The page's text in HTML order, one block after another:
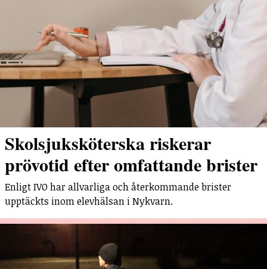
Skolsjuksköterska riskerar
prövotid efter omfattande brister
Enligt IVO har allvarliga och återkommande brister
upptäckts inom elevhälsan i Nykvarn.